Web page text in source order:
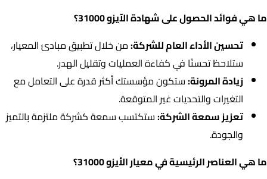
ما هي فوائد الحصول على شهادة الآيزو 31000؟
تحسين الأداء العام للشركة:من خلال تطبيق مبادئ المعيار،
ستلاحظ تحسنًا في كفاءة العمليات وتقليل الهدر.
زيادة المرونة:ستكون مؤسستك أكثر قدرة على التعامل مع
التغيرات والتحديات غير المتوقعة.
تعزيز سمعة الشركة:ستكتسب سمعة كشركة ملتزمة بالتميز
والجودة.
ما هي العناصر الرئيسية في معيار الأيزو 31000؟